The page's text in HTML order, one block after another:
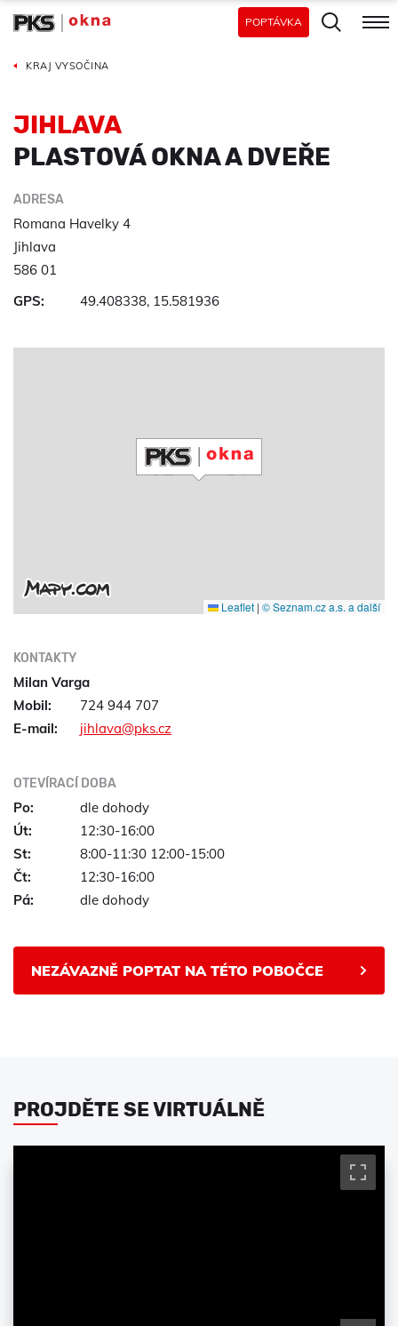
POPTÁVKA
KRAJ VYSOČINA
JIHLAVA
PLASTOVÁ OKNA A DVEŘE
ADRESA
Romana Havelky 4
Jihlava
586 01
GPS:
49.408338, 15.581936
Leaflet | © Seznam.cz a.s. a další
KONTAKTY
Milan Varga
Mobil:
724 944 707
E-mail:
jihlava@pks.cz
OTEVÍRACÍ DOBA
Po:
dle dohody
Út:
12:30-16:00
St:
8:00-11:30 12:00-15:00
Čt:
12:30-16:00
Pá:
dle dohody
NEZÁVAZNĚ POPTAT NA TÉTO POBOČCE
PROJDĚTE SE VIRTUÁLNĚ